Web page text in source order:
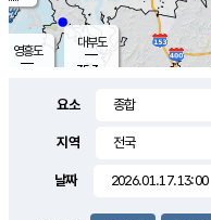
영흥도
2.0m/s
대부도
35.3
요소
지역
날짜